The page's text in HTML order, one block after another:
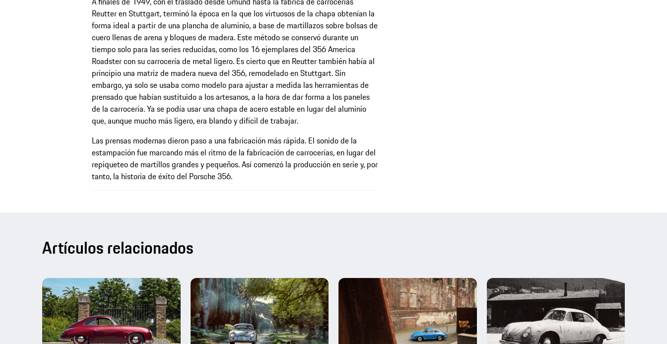
Reutter en Stuttgart, terminó la época en la que los virtuosos de la chapa obtenían la
forma ideal a partir de una plancha de aluminio, a base de martillazos sobre bolsas de
cuero llenas de arena y bloques de madera. Este método se conservó durante un
tiempo solo para las series reducidas, como los 16 ejemplares del 356 America
Roadster con su carrocería de metal ligero. Es cierto que en Reutter también había al
principio una matriz de madera nueva del 356, remodelado en Stuttgart. Sin
embargo, ya solo se usaba como modelo para ajustar a medida las herramientas de
prensado que habían sustituido a los artesanos, a la hora de dar forma a los paneles
de la carrocería. Ya se podía usar una chapa de acero estable en lugar del aluminio
que, aunque mucho más ligero, era blando y difícil de trabajar.
Las prensas modernas dieron paso a una fabricación más rápida. El sonido de la
estampación fue marcando más el ritmo de la fabricación de carrocerías, en lugar del
repiqueteo de martillos grandes y pequeños. Así comenzó la producción en serie y, por
tanto, la historia de éxito del Porsche 356.
Artículos relacionados